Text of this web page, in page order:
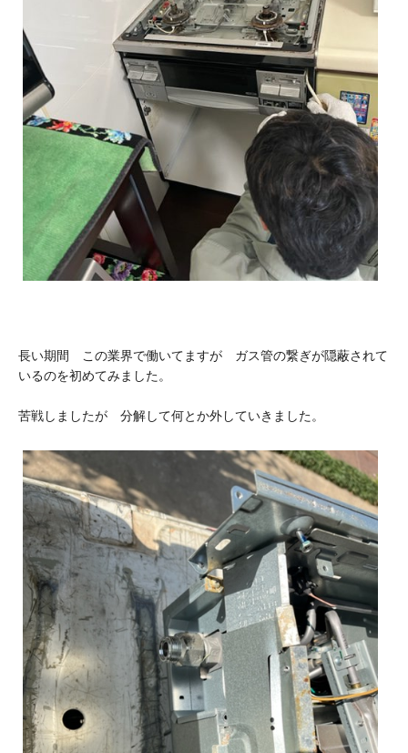
長い期間 この業界で働いてますが ガス管の繋ぎが隠蔽されて
いるのを初めてみました。
苦戦しましたが 分解して何とか外していきました。